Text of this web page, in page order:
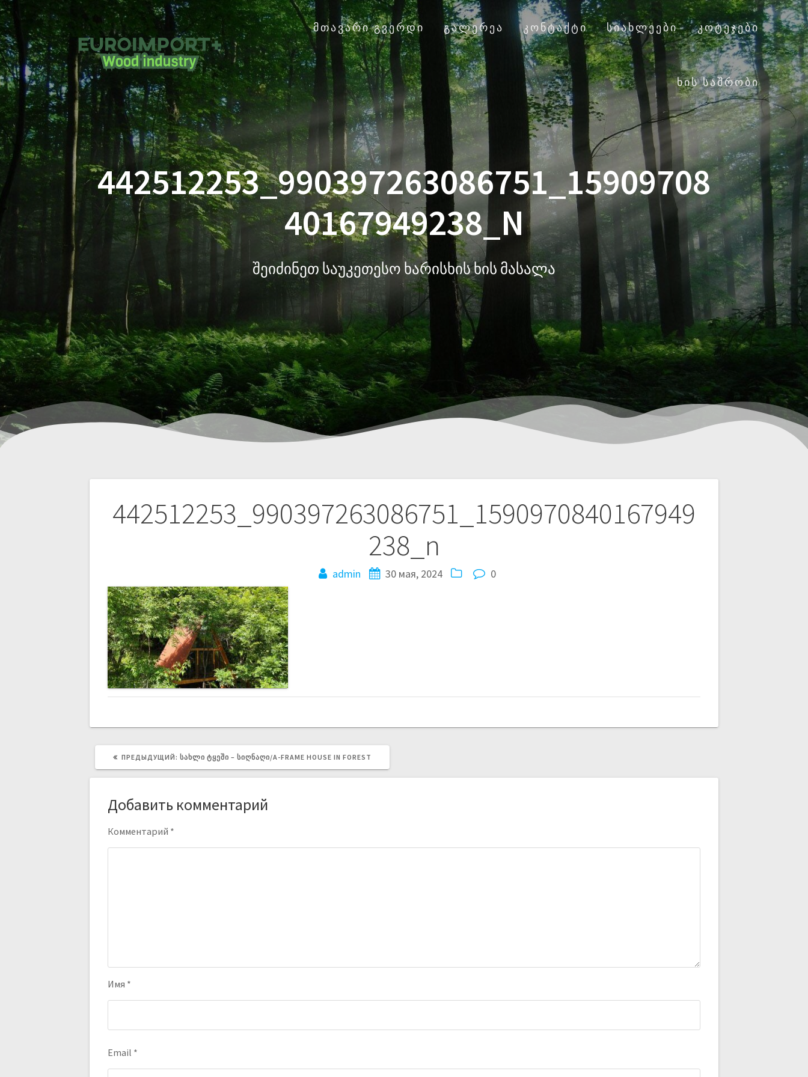
ᲛᲗᲐᲕᲐᲠᲘ ᲒᲕᲔᲠᲓᲘ ᲒᲐᲚᲔᲠᲔᲐ ᲙᲝᲜᲢᲐᲥᲢᲘ ᲡᲘᲐᲮᲚᲔᲔᲑᲘ ᲙᲝᲢᲔᲯᲔᲑᲘ
ᲮᲘᲡ ᲡᲐᲨᲠᲝᲑᲘ
442512253_990397263086751_15909708
40167949238_N
შეიძინეთ საუკეთესო ხარისხის ხის მასალა
442512253_990397263086751_1590970840167949
238_n
admin 30 мая, 2024 0
ПРЕДЫДУЩИЙ: ᲡᲐᲮᲚᲘ ᲢᲧᲔᲨᲘ – ᲡᲘᲦᲜᲐᲦᲘ/A-FRAME HOUSE IN FOREST
Добавить комментарий
Комментарий *
Имя *
Email *